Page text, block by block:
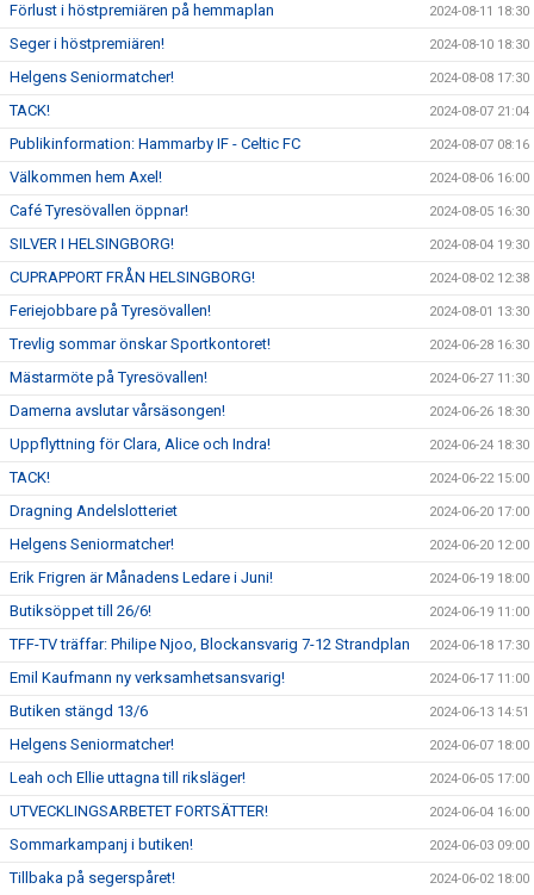
Förlust i höstpremiären på hemmaplan 2024-08-11 18:30
Seger i höstpremiären! 2024-08-10 18:30
Helgens Seniormatcher! 2024-08-08 17:30
TACK! 2024-08-07 21:04
Publikinformation: Hammarby IF - Celtic FC 2024-08-07 08:16
Välkommen hem Axel! 2024-08-06 16:00
Café Tyresövallen öppnar! 2024-08-05 16:30
SILVER I HELSINGBORG! 2024-08-04 19:30
CUPRAPPORT FRÅN HELSINGBORG! 2024-08-02 12:38
Feriejobbare på Tyresövallen! 2024-08-01 13:30
Trevlig sommar önskar Sportkontoret! 2024-06-28 16:30
Mästarmöte på Tyresövallen! 2024-06-27 11:30
Damerna avslutar vårsäsongen! 2024-06-26 18:30
Uppflyttning för Clara, Alice och Indra! 2024-06-24 18:30
TACK! 2024-06-22 15:00
Dragning Andelslotteriet 2024-06-20 17:00
Helgens Seniormatcher! 2024-06-20 12:00
Erik Frigren är Månadens Ledare i Juni! 2024-06-19 18:00
Butiksöppet till 26/6! 2024-06-19 11:00
TFF-TV träffar: Philipe Njoo, Blockansvarig 7-12 Strandplan 2024-06-18 17:30
Emil Kaufmann ny verksamhetsansvarig! 2024-06-17 11:00
Butiken stängd 13/6 2024-06-13 14:51
Helgens Seniormatcher! 2024-06-07 18:00
Leah och Ellie uttagna till riksläger! 2024-06-05 17:00
UTVECKLINGSARBETET FORTSÄTTER! 2024-06-04 16:00
Sommarkampanj i butiken! 2024-06-03 09:00
Tillbaka på segerspåret! 2024-06-02 18:00